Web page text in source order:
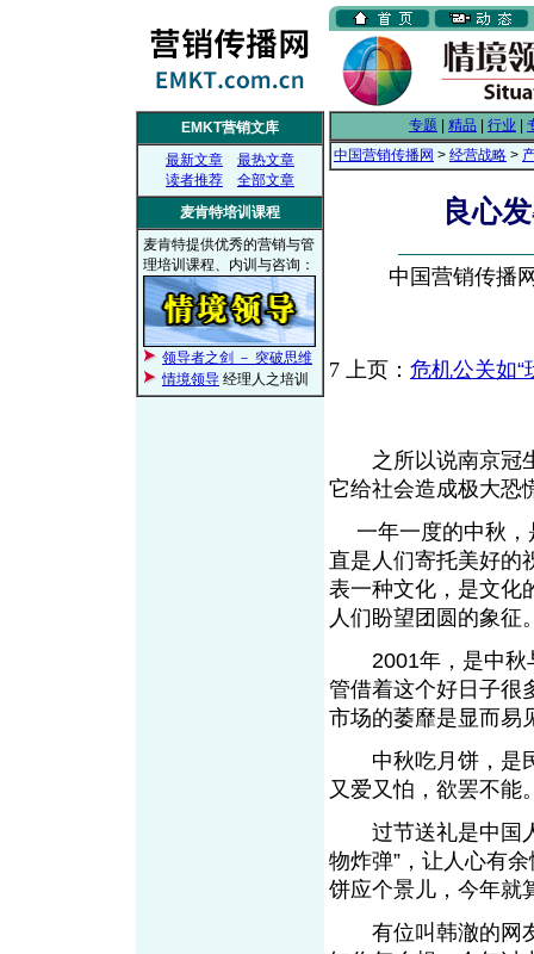
EMKT营销文库
最新文章
最热文章
读者推荐
全部文章
麦肯特培训课程
麦肯特提供优秀的营销与管
理培训课程、内训与咨询：
领导者之剑 － 突破思维
情境领导 经理人之培训
专题 精品 行业
中国营销传播网 > 经营战略 >
良心
中国营销传播
7 上页： 危机公关如“
之所以说南京冠生
它给社会造成极大恐
一年一度的中秋，
直是人们寄托美好的
表一种文化，是文化
人们盼望团圆的象征
2001年，是中秋与
管借着这个好日子很
市场的萎靡是显而易
中秋吃月饼，是民
又爱又怕，欲罢不能
过节送礼是中国人
物炸弹”，让人心有
饼应个景儿，今年
有位叫韩澈的网友